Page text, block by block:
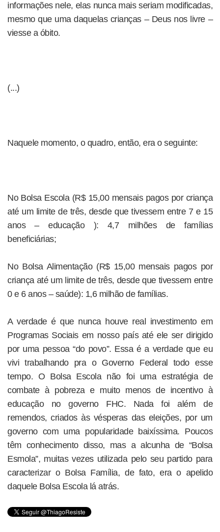
informações nele, elas nunca mais seriam modificadas,
mesmo que uma daquelas crianças – Deus nos livre –
viesse a óbito.
(...)
Naquele momento, o quadro, então, era o seguinte:
No Bolsa Escola (R$ 15,00 mensais pagos por criança
até um limite de três, desde que tivessem entre 7 e 15
anos – educação ): 4,7 milhões de famílias
beneficiárias;
No Bolsa Alimentação (R$ 15,00 mensais pagos por
criança até um limite de três, desde que tivessem entre
0 e 6 anos – saúde): 1,6 milhão de famílias.
A verdade é que nunca houve real investimento em
Programas Sociais em nosso país até ele ser dirigido
por uma pessoa “do povo”. Essa é a verdade que eu
vivi trabalhando pra o Governo Federal todo esse
tempo. O Bolsa Escola não foi uma estratégia de
combate à pobreza e muito menos de incentivo à
educação no governo FHC. Nada foi além de
remendos, criados às vésperas das eleições, por um
governo com uma popularidade baixíssima. Poucos
têm conhecimento disso, mas a alcunha de “Bolsa
Esmola”, muitas vezes utilizada pelo seu partido para
caracterizar o Bolsa Família, de fato, era o apelido
daquele Bolsa Escola lá atrás.